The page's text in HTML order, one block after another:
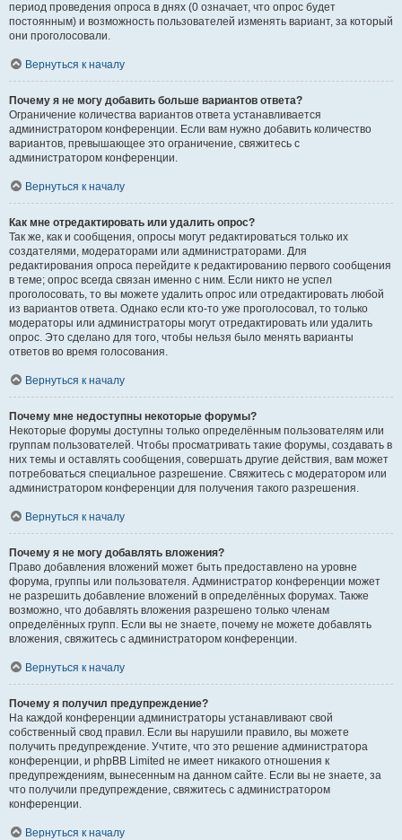
период проведения опроса в днях (0 означает, что опрос будет
постоянным) и возможность пользователей изменять вариант, за который
они проголосовали.
Вернуться к началу
Почему я не могу добавить больше вариантов ответа?
Ограничение количества вариантов ответа устанавливается
администратором конференции. Если вам нужно добавить количество
вариантов, превышающее это ограничение, свяжитесь с
администратором конференции.
Вернуться к началу
Как мне отредактировать или удалить опрос?
Так же, как и сообщения, опросы могут редактироваться только их
создателями, модераторами или администраторами. Для
редактирования опроса перейдите к редактированию первого сообщения
в теме; опрос всегда связан именно с ним. Если никто не успел
проголосовать, то вы можете удалить опрос или отредактировать любой
из вариантов ответа. Однако если кто-то уже проголосовал, то только
модераторы или администраторы могут отредактировать или удалить
опрос. Это сделано для того, чтобы нельзя было менять варианты
ответов во время голосования.
Вернуться к началу
Почему мне недоступны некоторые форумы?
Некоторые форумы доступны только определённым пользователям или
группам пользователей. Чтобы просматривать такие форумы, создавать в
них темы и оставлять сообщения, совершать другие действия, вам может
потребоваться специальное разрешение. Свяжитесь с модератором или
администратором конференции для получения такого разрешения.
Вернуться к началу
Почему я не могу добавлять вложения?
Право добавления вложений может быть предоставлено на уровне
форума, группы или пользователя. Администратор конференции может
не разрешить добавление вложений в определённых форумах. Также
возможно, что добавлять вложения разрешено только членам
определённых групп. Если вы не знаете, почему не можете добавлять
вложения, свяжитесь с администратором конференции.
Вернуться к началу
Почему я получил предупреждение?
На каждой конференции администраторы устанавливают свой
собственный свод правил. Если вы нарушили правило, вы можете
получить предупреждение. Учтите, что это решение администратора
конференции, и phpBB Limited не имеет никакого отношения к
предупреждениям, вынесенным на данном сайте. Если вы не знаете, за
что получили предупреждение, свяжитесь с администратором
конференции.
Вернуться к началу